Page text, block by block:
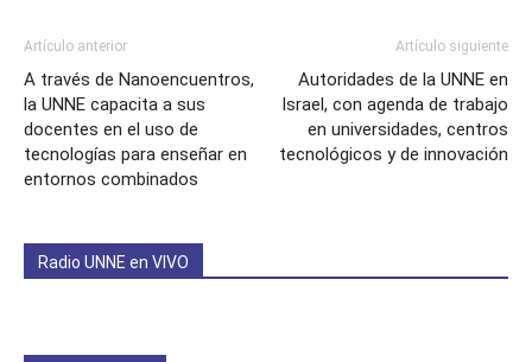
Artículo anterior
A través de Nanoencuentros,
la UNNE capacita a sus
docentes en el uso de
tecnologías para enseñar en
entornos combinados
Artículo siguiente
Autoridades de la UNNE en
Israel, con agenda de trabajo
en universidades, centros
tecnológicos y de innovación
Radio UNNE en VIVO